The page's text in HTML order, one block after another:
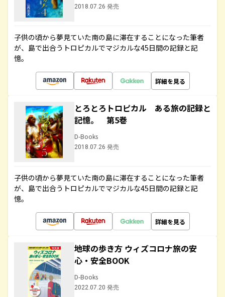
2018.07.26 発売
子供の頃から夢見ていた南の島に滞在することになった筆者
が、島で出合うトロピカルでマジカルな45日間の記録と記
憶。
詳細を見る
とろとろトロピカル ある旅の記録と
記憶。 第5巻
D-Books
2018.07.26 発売
子供の頃から夢見ていた南の島に滞在することになった筆者
が、島で出合うトロピカルでマジカルな45日間の記録と記
憶。
詳細を見る
地球の歩き方 ウィズコロナ旅の安
心・安全BOOK
D-Books
2022.07.20 発売